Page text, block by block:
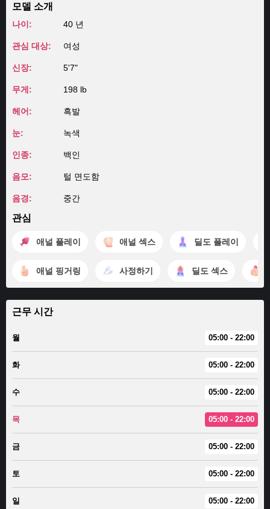
모델 소개
나이: 40 년
관심 대상: 여성
신장: 5'7"
무게: 198 lb
헤어: 흑발
눈: 녹색
인종: 백인
음모: 털 면도함
음경: 중간
관심
애널 플레이 애널 섹스 딜도 플레이
애널 핑거링 사정하기 딜도 섹스
근무 시간
월 05:00 - 22:00
화 05:00 - 22:00
수 05:00 - 22:00
목 05:00 - 22:00
금 05:00 - 22:00
토 05:00 - 22:00
일 05:00 - 22:00